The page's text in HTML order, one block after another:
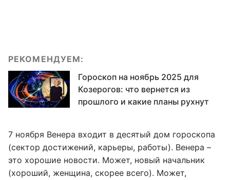
РЕКОМЕНДУЕМ:
Гороскоп на ноябрь 2025 для
Козерогов: что вернется из
прошлого и какие планы рухнут
7 ноября Венера входит в десятый дом гороскопа
(сектор достижений, карьеры, работы). Венера –
это хорошие новости. Может, новый начальник
(хороший, женщина, скорее всего). Может,